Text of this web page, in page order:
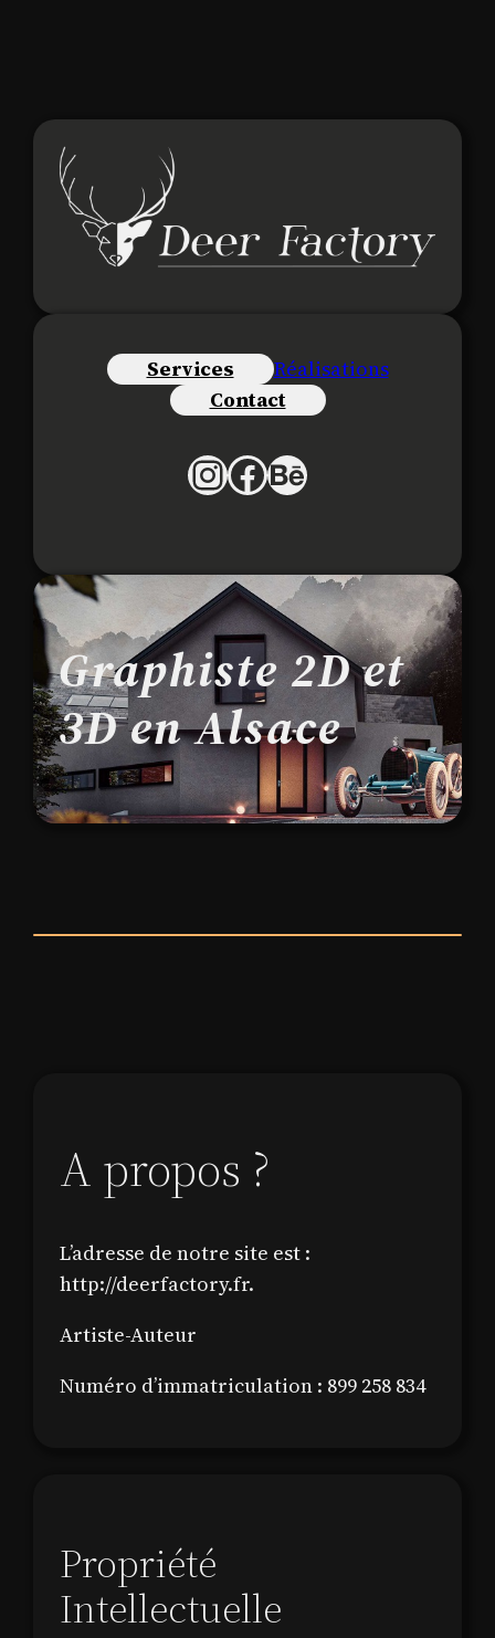
Services
Réalisations
Contact
InstagramFacebook Behance
Graphiste 2D et
3D en Alsace
A propos ?
L’adresse de notre site est :
http://deerfactory.fr.
Artiste-Auteur
Numéro d’immatriculation : 899 258 834
Propriété
Intellectuelle